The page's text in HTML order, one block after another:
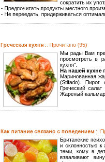
сократить их
- Предпочитать продукты местного
- Не переедать, придерживаться
Греческая кухня :: Прочитано (95)
Мы рады Вам
просмотреть в
кухня".
На нашей кухне
Маринованная
(Stifado). Пирог
Греческий
Жареный
Как питание связано с поведением ::
Британские
и склонностью к
теми, кому в
взваливают